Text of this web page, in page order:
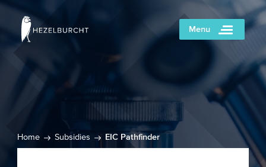
Menu
Home Subsidies EIC Pathfinder